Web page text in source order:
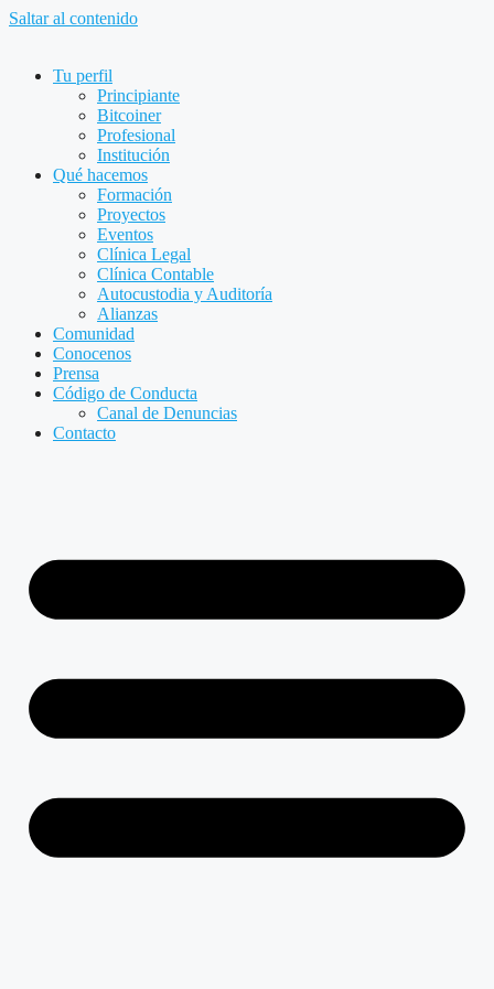
Saltar al contenido
Tu perfil
Principiante
Bitcoiner
Profesional
Institución
Qué hacemos
Formación
Proyectos
Eventos
Clínica Legal
Clínica Contable
Autocustodia y Auditoría
Alianzas
Comunidad
Conocenos
Prensa
Código de Conducta
Canal de Denuncias
Contacto